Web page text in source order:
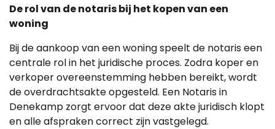
De rol van de notaris bij het kopen van een
woning
Bij de aankoop van een woning speelt de notaris een
centrale rol in het juridische proces. Zodra koper en
verkoper overeenstemming hebben bereikt, wordt
de overdrachtsakte opgesteld. Een Notaris in
Denekamp zorgt ervoor dat deze akte juridisch klopt
en alle afspraken correct zijn vastgelegd.